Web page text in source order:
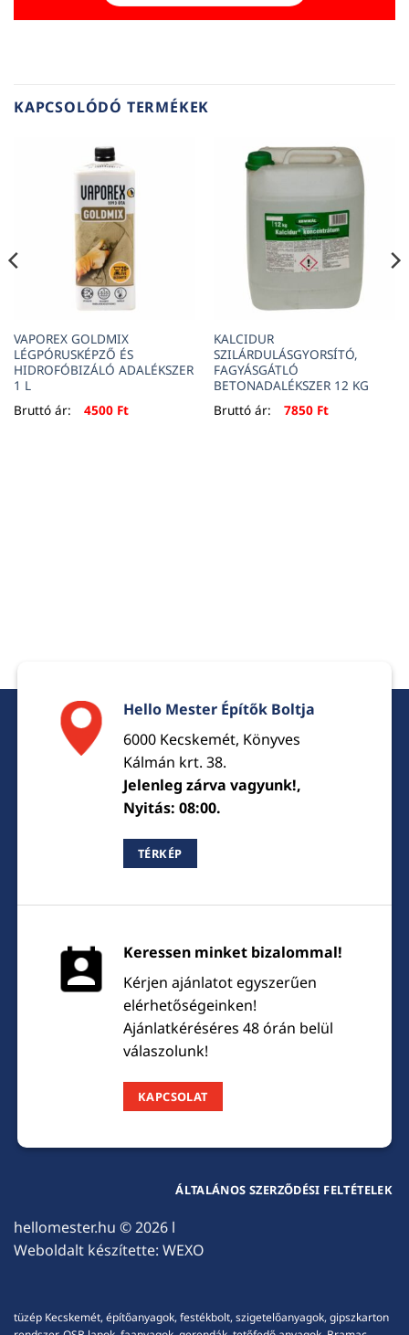
KAPCSOLÓDÓ TERMÉKEK
VAPOREX GOLDMIX
LÉGPÓRUSKÉPZŐ ÉS
HIDROFÓBIZÁLÓ ADALÉKSZER
1 L
Bruttó ár:
4500 Ft
KALCIDUR
SZILÁRDULÁSGYORSÍTÓ,
FAGYÁSGÁTLÓ
BETONADALÉKSZER 12 KG
Bruttó ár:
7850 Ft
Hello Mester Építők Boltja
6000 Kecskemét, Könyves
Kálmán krt. 38.
Jelenleg zárva vagyunk!,
Nyitás: 08:00.
TÉRKÉP
Keressen minket bizalommal!
Kérjen ajánlatot egyszerűen
elérhetőségeinken!
Ajánlatkéréséres 48 órán belül
válaszolunk!
KAPCSOLAT
hellomester.hu © 2026 l
Weboldalt készítette: WEXO
ÁLTALÁNOS SZERZŐDÉSI FELTÉTELEK
tüzép Kecskemét, építőanyagok, festékbolt, szigetelőanyagok, gipszkarton